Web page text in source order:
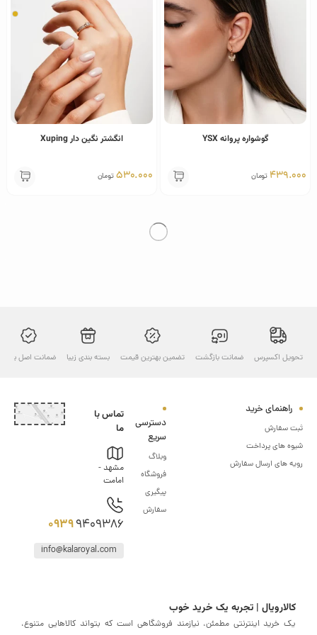
گوشواره پروانه YSX
تومان
انگشتر نگین دار Xuping
530.000تومان
اکسپرس ضمانت بازگشت تضمین بهترین قیمت بسته بندی زیبا ضمانت اصل بودن ارسال
خرید
پرداخت
ارسال سفارش
دسترسی
ما
مشهد -
09399409386
info@kalaroyal.com
| تجربه یک خرید خوب
اینترنتی مطمئن، نیازمند فروشگاهی است که بتواند کالاهایی متنوع،